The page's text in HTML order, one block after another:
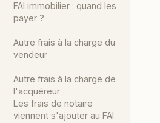
FAI immobilier : quand les
payer ?
Autre frais à la charge du
vendeur
Autre frais à la charge de
l'acquéreur
Les frais de notaire
viennent s'ajouter au FAI